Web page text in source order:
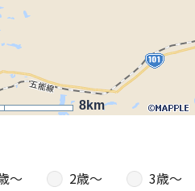
8km
〜 2歳〜 3歳〜